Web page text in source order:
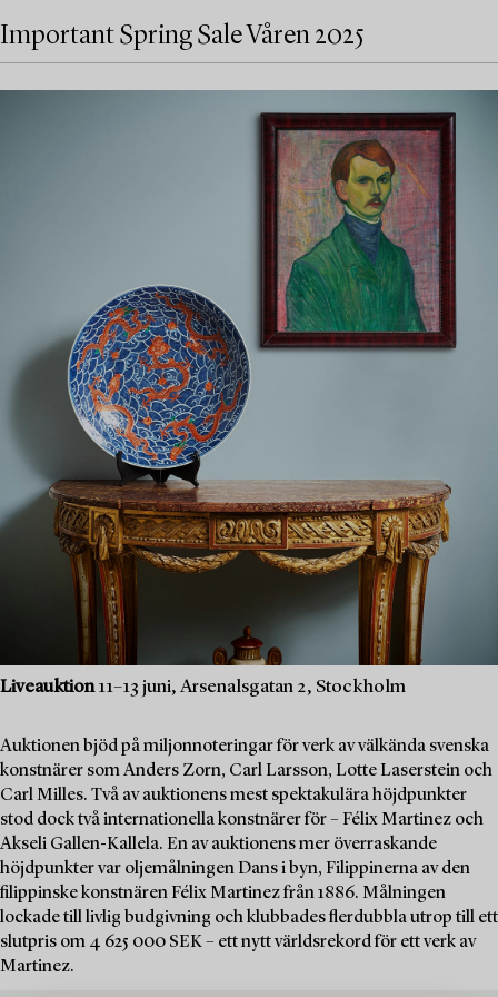
Important Spring Sale Våren 2025
Liveauktion11–13 juni, Arsenalsgatan 2, Stockholm
Auktionen bjöd på miljonnoteringar för verk av välkända svenska
konstnärer som Anders Zorn, Carl Larsson, Lotte Laserstein och
Carl Milles. Två av auktionens mest spektakulära höjdpunkter
stod dock två internationella konstnärer för – Félix Martinez och
Akseli Gallen-Kallela. En av auktionens mer överraskande
höjdpunkter var oljemålningen Dans i byn, Filippinerna av den
filippinske konstnären Félix Martinez från 1886. Målningen
lockade till livlig budgivning och klubbades flerdubbla utrop till ett
slutpris om 4 625 000 SEK – ett nytt världsrekord för ett verk av
Martinez.